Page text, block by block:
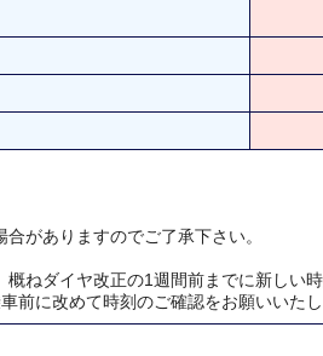
がありますのでご了承下さい。
ねダイヤ改正の1週間前までに新しい
前に改めて時刻のご確認をお願いいたし